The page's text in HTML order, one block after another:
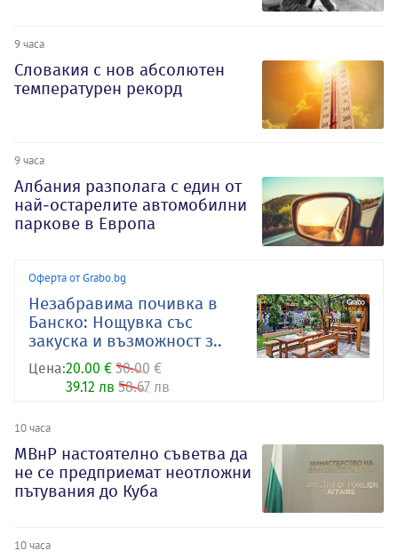
9 часа
Словакия с нов абсолютен
температурен рекорд
9 часа
Албания разполага с един от
най-остарелите автомобилни
паркове в Европа
Оферта от Grabo.bg
Незабравима почивка в
Банско: Нощувка със
закуска и възможност з..
Цена:20.00 € 30.00 €
39.12 лв 58.67 лв
10 часа
МВнР настоятелно съветва да
не се предприемат неотложни
пътувания до Куба
10 часа